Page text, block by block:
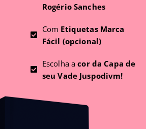
Rogério Sanches
Com Etiquetas Marca
Fácil (opcional)
Escolha acor da Capa de
seu Vade Juspodivm!